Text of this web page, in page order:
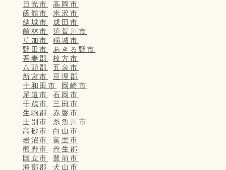
日光市
高岡市
函館市
米沢市
結城市
成田市
館林市
須賀川市
草加市
稲城市
野田市
あきる野市
吾妻郡
枚方市
八頭郡
五泉市
新宮市
亘理郡
十和田市
岡崎市
尾道市
石岡市
千歳市
三田市
生駒郡
赤磐市
士別市
糸魚川市
高砂市
白山市
岩沼市
富里市
熊野市
丹生郡
国立市
豊前市
海部郡
犬山市